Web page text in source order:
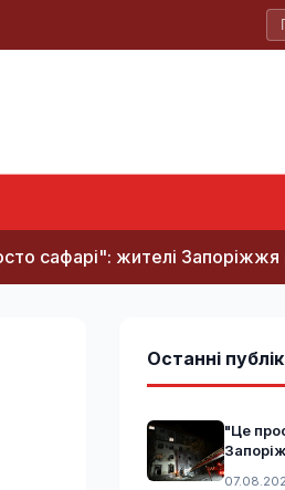
Запоріжжя розповіли
Останні
"Це